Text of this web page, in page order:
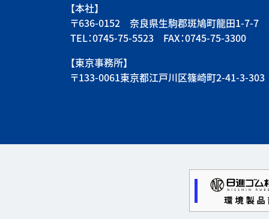
【本社】
〒636-0152 奈良県生駒郡斑鳩町龍田1-7-7
TEL：0745-75-5523 FAX：0745-75-3300
【東京事務所】
〒133-0061東京都江戸川区篠崎町2-41-3-303